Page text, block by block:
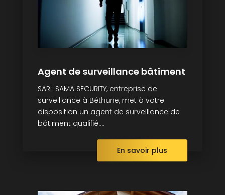
Agent de surveillance bâtiment
SARL SAMA SECURITY, entreprise de
surveillance à Béthune, met à votre
disposition un agent de surveillance de
bâtiment qualifié....
En savoir plus